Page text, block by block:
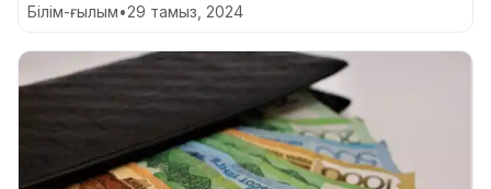
Білім-ғылым•29 тамыз, 2024